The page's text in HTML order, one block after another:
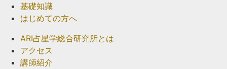
基礎知識
はじめての方へ
ARI占星学総合研究所とは
アクセス
講師紹介